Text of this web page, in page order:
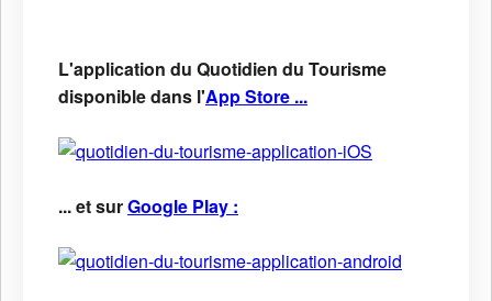
L'application du Quotidien du Tourisme
disponible dans l'App Store ...
... et surGoogle Play :